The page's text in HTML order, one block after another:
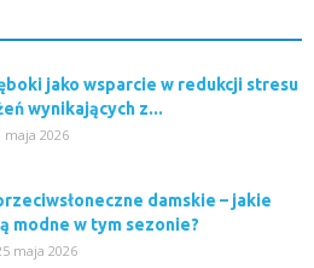
jako wsparcie w redukcji stresu
wynikających z...
maja 2026
damskie – jakie
modne w tym sezonie?
maja 2026